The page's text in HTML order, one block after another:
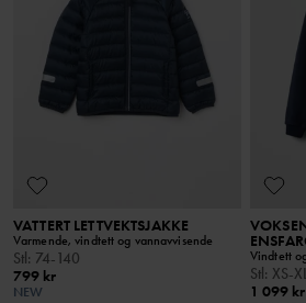
VATTERT LETTVEKTSJAKKE
Varmende, vindtett og vannavvisende
Stl: 74-140
799 kr
NEW
Vindtett
Stl: XS-
1 099 kr